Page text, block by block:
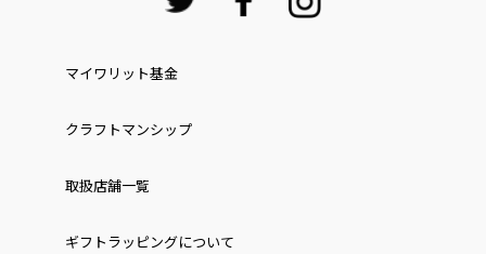
マイワリット基金
クラフトマンシップ
取扱店舗一覧
ギフトラッピングについて